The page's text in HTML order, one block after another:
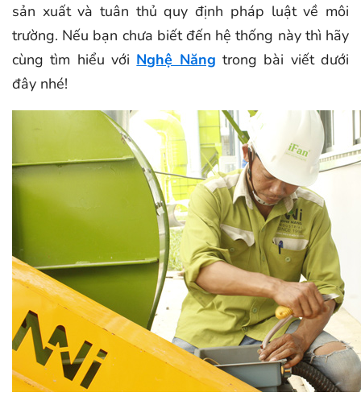
sản xuất và tuân thủ quy định pháp luật về môi
trường. Nếu bạn chưa biết đến hệ thống này thì hãy
cùng tìm hiểu với Nghệ Năng trong bài viết dưới
đây nhé!